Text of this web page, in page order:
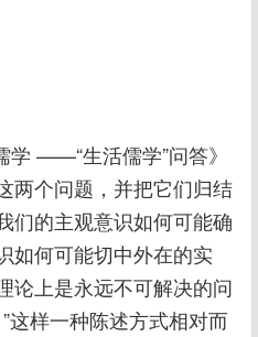
——“生活儒学”问答》
两个问题，并把它们归结
们的主观意识如何可能确
如何可能切中外在的实
论上是永远不可解决的问
这样一种陈述方式相对而